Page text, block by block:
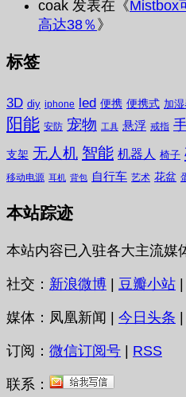
coak 发表在《Mistbox
高达38％ 》
标签
3D diy iphone led 便携 便携式 加湿
阳能 安防 宠物 工具 悬浮 戒指
支架 无人机 智能 机器人 椅子
移动电源 耳机 背包 自行车 艺术 花盆
本站踪迹
本站内容已入驻各大主流媒
社交： 新浪微博 | 豆瓣小站 |
媒体：凤凰新闻 | 今日头条
订阅： 微信订阅号 RSS
联系：